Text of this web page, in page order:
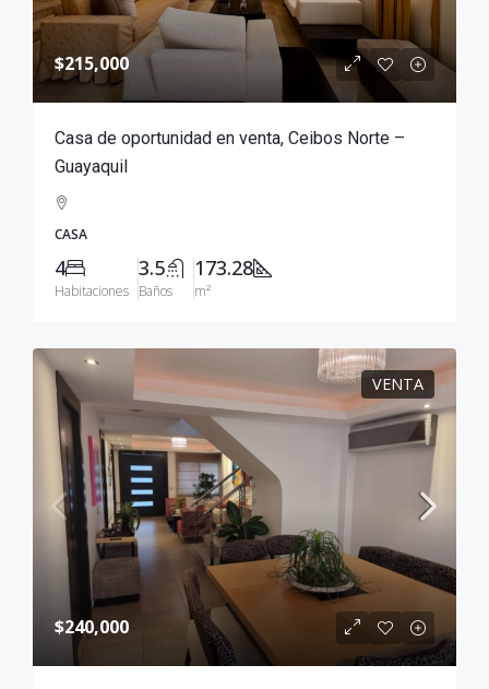
$215,000
Casa de oportunidad en venta, Ceibos Norte –
Guayaquil
CASA
4
Habitaciones
3.5
Baños
173.28
m²
VENTA
$240,000